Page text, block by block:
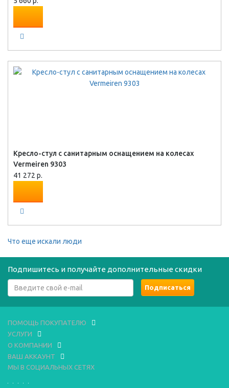
Кресло-стул с санитарным оснащением на колесах
Vermeiren 9303
41 272 р.
Что еще искали люди
Подпишитесь и получайте дополнительные скидки
ПОМОЩЬ ПОКУПАТЕЛЮ
УСЛУГИ
О КОМПАНИИ
ВАШ АККАУНТ
МЫ В СОЦИАЛЬНЫХ СЕТЯХ